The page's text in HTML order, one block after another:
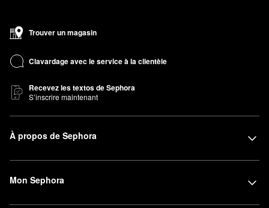
Trouver un magasin
Clavardage avec le service à la clientèle
Recevez les textos de Sephora
S’inscrire maintenant
À propos de Sephora
Mon Sephora